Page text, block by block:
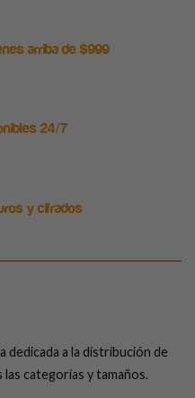
arriba de $999
24/7
y cifrados
dedicada a la distribución de
categorías y tamaños.